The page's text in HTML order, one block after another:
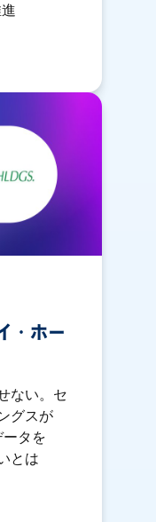
・ホー
ない。セ
グスが
タを
とは